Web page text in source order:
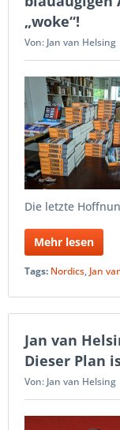
„woke“!
Von: Jan van Helsing
Die letzte
Mehr lesen
Tags: Nordics, Jan
Jan van
Dieser Plan
Von: Jan van Helsing